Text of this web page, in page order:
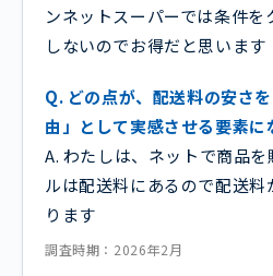
ンネットスーパーでは条件を
しないのでお得だと思います
Q. どの点が、配送料の安さ
由」として実感させる要素に
A. わたしは、ネットで商品
ルは配送料にあるので配送
ります
調査時期：2026年2月